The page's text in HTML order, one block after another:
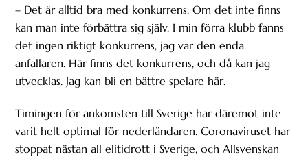
– Det är alltid bra med konkurrens. Om det inte finns
kan man inte förbättra sig själv. I min förra klubb fanns
det ingen riktigt konkurrens, jag var den enda
anfallaren. Här finns det konkurrens, och då kan jag
utvecklas. Jag kan bli en bättre spelare här.
Timingen för ankomsten till Sverige har däremot inte
varit helt optimal för nederländaren. Coronaviruset har
stoppat nästan all elitidrott i Sverige, och Allsvenskan